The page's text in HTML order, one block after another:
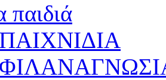
παιδιά
ΠΑΙΧΝΙΔΙΑ